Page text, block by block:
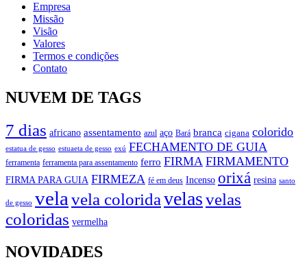
Empresa
Missão
Visão
Valores
Termos e condições
Contato
NUVEM DE TAGS
7 dias africano assentamento azul aço Bará branca cigana colorido
estatua de gesso estuaeta de gesso exú FECHAMENTO DE GUIA
ferramenta ferramenta para assentamento ferro FIRMA FIRMAMENTO
FIRMA PARA GUIA FIRMEZA fé em deus Incenso orixá resina santo
de gesso vela vela coloridavelasvelas
coloridas vermelha
NOVIDADES